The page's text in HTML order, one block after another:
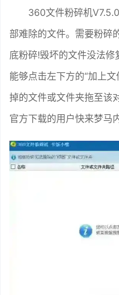
360文件粉碎机
部难除的文件。需要粉碎
底粉碎!毁坏的文件没法
能够点击左下方的“加上
掉的文件或文件夹拖至该
官方下载的用户快来梦马